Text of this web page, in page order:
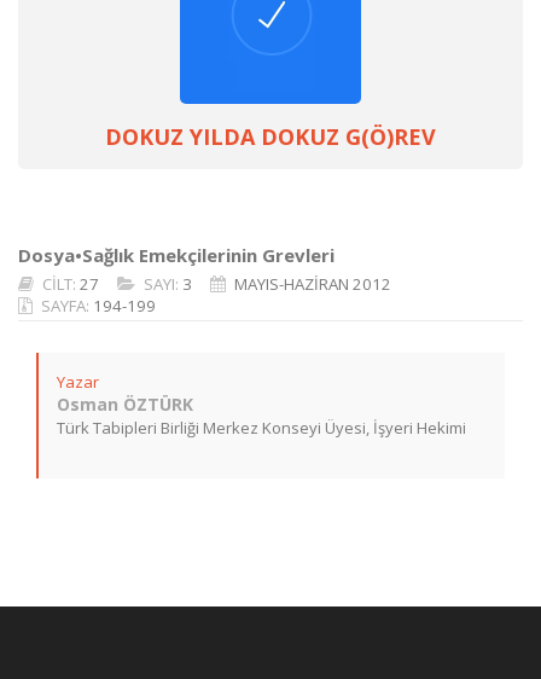
DOKUZ YILDA DOKUZ G(Ö)REV
Dosya•Sağlık Emekçilerinin Grevleri
CİLT: 27 SAYI: 3
MAYIS-HAZİRAN 2012
SAYFA: 194-199
Yazar
Osman ÖZTÜRK
Türk Tabipleri Birliği Merkez Konseyi Üyesi, İşyeri Hekimi